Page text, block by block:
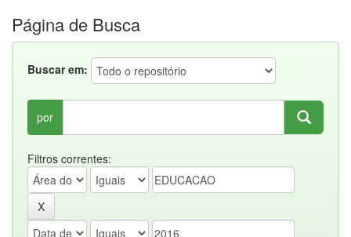
Página de Busca
Buscar em:
por
Filtros correntes: